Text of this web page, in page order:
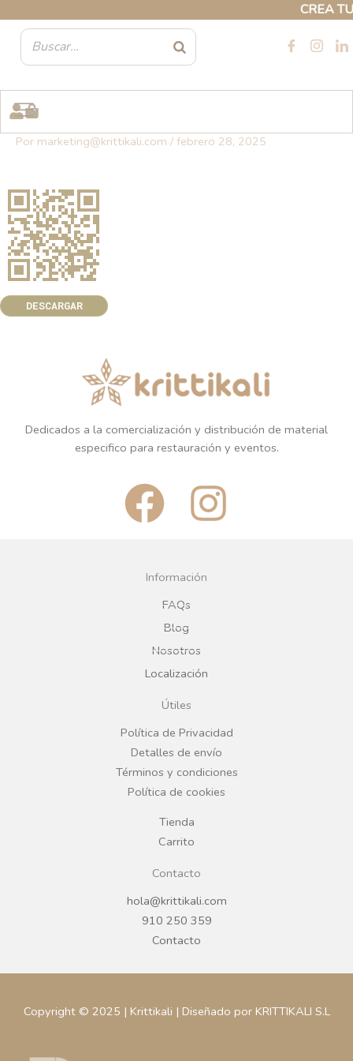
CREA
contenido
Por marketing@krittikali.com / febrero 28, 2025
DESCARGAR
Dedicados a la comercialización y distribución de material
especifico para restauración y eventos.
F
a
c
e
b
o
o
k
I
n
g
r
a
Información
FAQs
Blog
Nosotros
Localización
Útiles
Política de Privacidad
Detalles de envío
Términos y condiciones
Política de cookies
Tienda
Carrito
Contacto
hola@krittikali.com
910 250 359
Contacto
Copyright © 2025 | Krittikali | Diseñado por KRITTIKALI S.L